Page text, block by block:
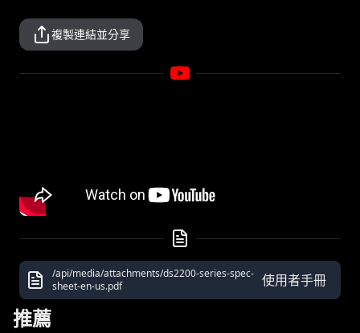
複製連結並分享
/api/media/attachments/ds2200-series-spec-
sheet-en-us.pdf
使用者手冊
推薦